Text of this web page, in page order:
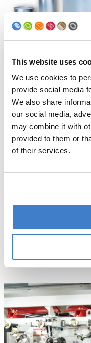
This website uses
We use cookies to
provide social media
We also share
our social media,
may combine it with
provided to them or
of their services.
Welche Formen
Mit den
allerlei Grössen und
hergestellt werden.
vor allem
Supermarkt kennt:
Haarsprays,
Es sind aber auch
Malerfarben oder gar
Anlagen von
oder Böden
Behälter verschlossen